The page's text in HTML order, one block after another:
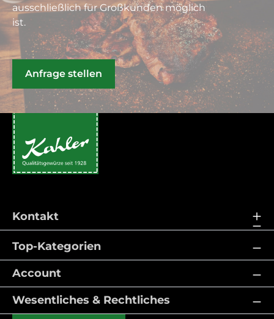
ausschließlich für Großkunden möglich
ist.
Anfrage stellen
Kontakt
Top-Kategorien
Account
Wesentliches & Rechtliches